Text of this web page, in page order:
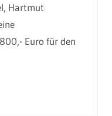
Hartmut
Euro für den